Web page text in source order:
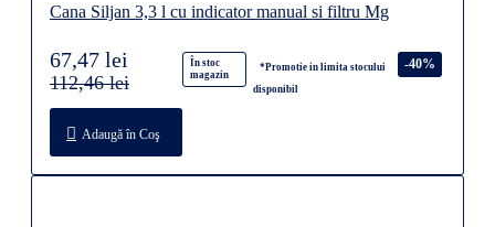
Cana Siljan 3,3 l cu indicator manual si filtru Mg
În stoc
magazin
*Promotie in limita stocului
disponibil
-40%
67,47 lei
112,46 lei
Adaugă în Coş